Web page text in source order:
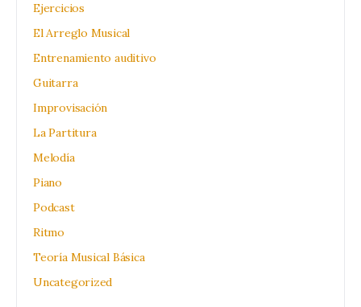
Ejercicios
El Arreglo Musical
Entrenamiento auditivo
Guitarra
Improvisación
La Partitura
Melodía
Piano
Podcast
Ritmo
Teoría Musical Básica
Uncategorized